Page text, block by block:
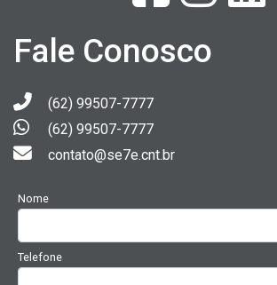
Fale Conosco
(62) 99507-7777
(62) 99507-7777
contato@se7e.cnt.br
Nome
Telefone